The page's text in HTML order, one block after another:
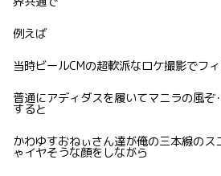
例えば
当時ビールCMの超軟派なロケ撮影でフ
普通にアディダスを履いてマニラの風ぞ
すると
かわゆすおねぃさん達が俺の三本線のス
ゃイヤそうな顔をしながら